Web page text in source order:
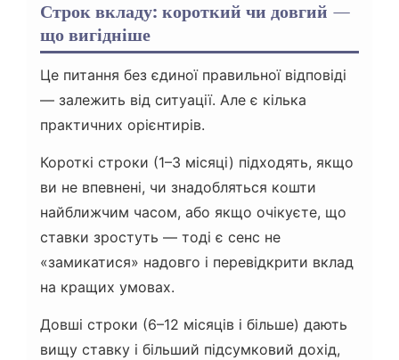
Строк вкладу: короткий чи довгий —
що вигідніше
Це питання без єдиної правильної відповіді
— залежить від ситуації. Але є кілька
практичних орієнтирів.
Короткі строки (1–3 місяці) підходять, якщо
ви не впевнені, чи знадобляться кошти
найближчим часом, або якщо очікуєте, що
ставки зростуть — тоді є сенс не
«замикатися» надовго і перевідкрити вклад
на кращих умовах.
Довші строки (6–12 місяців і більше) дають
вищу ставку і більший підсумковий дохід,